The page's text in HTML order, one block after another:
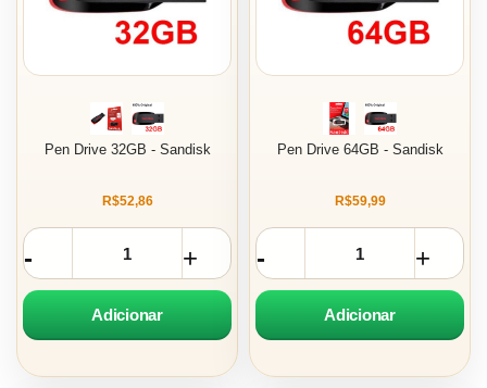
Pen Drive 32GB - Sandisk
R$52,86
Adicionar
Pen Drive 64GB - Sandisk
R$59,99
Adicionar